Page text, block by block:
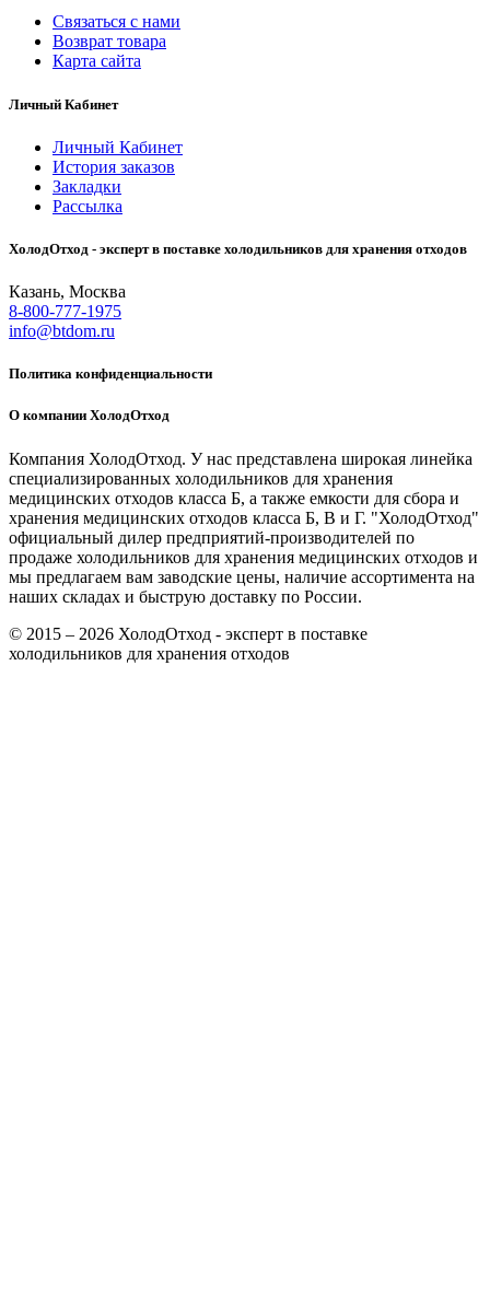
Связаться с нами
Возврат товара
Карта сайта
Личный Кабинет
Личный Кабинет
История заказов
Закладки
Рассылка
ХолодОтход - эксперт в поставке холодильников для хранения отходов
Казань, Москва
8-800-777-1975
info@btdom.ru
Политика конфиденциальности
О компании ХолодОтход
Компания ХолодОтход. У нас представлена широкая линейка
специализированных холодильников для хранения
медицинских отходов класса Б, а также емкости для сбора и
хранения медицинских отходов класса Б, В и Г. "ХолодОтход"
официальный дилер предприятий-производителей по
продаже холодильников для хранения медицинских отходов и
мы предлагаем вам заводские цены, наличие ассортимента на
наших складах и быструю доставку по России.
© 2015 – 2026 ХолодОтход - эксперт в поставке
холодильников для хранения отходов